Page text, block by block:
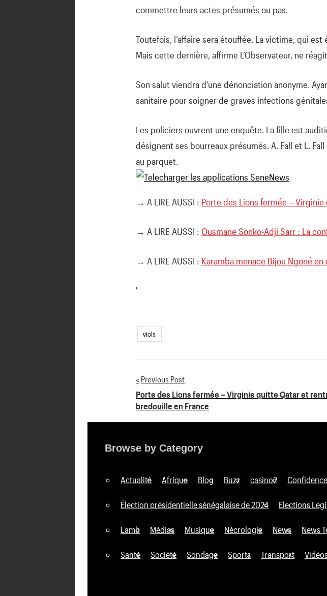
commettre leurs actes présumés ou pas.
Toutefois, l’affaire sera étouffée. La victime, qui
Mais cette dernière, affirme L’Observateur, ne
Son salut viendra d’une dénonciation anonyme.
sanitaire pour soigner de graves infections
Les policiers ouvrent une enquête. La fille est
désignent ses bourreaux présumés. A. Fall et L.
au parquet.
→ A LIRE AUSSI : Porte des Lions fermée –
→ A LIRE AUSSI : Ousmane Sonko-Adji Sarr : La
→ A LIRE AUSSI : Karamba menace Bijou Ngoné
'
viols
Navigation
de
Previous Post
Porte des Lions fermée – Virginie quitte Qatar et
bredouille en France
Browse by Category
Actualité Afrique Blog Buzz casino2
Élection présidentielle sénégalaise de 2024 Elections
Lamb Médias Musique Nécrologie News News
Santé Société Sondage Sports Transport